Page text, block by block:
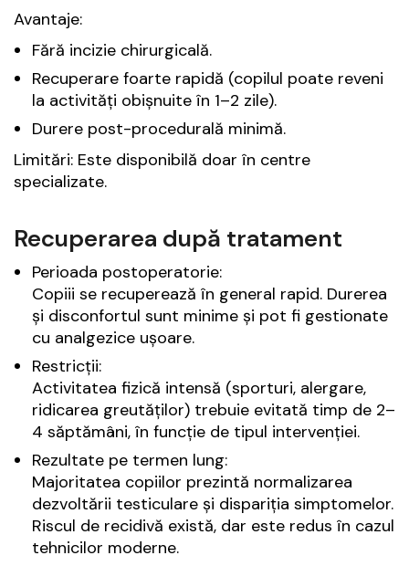
Avantaje:
Fără incizie chirurgicală.
Recuperare foarte rapidă (copilul poate reveni
la activități obișnuite în 1–2 zile).
Durere post-procedurală minimă.
Limitări: Este disponibilă doar în centre
specializate.
Recuperarea după tratament
Perioada postoperatorie:
Copiii se recuperează în general rapid. Durerea
și disconfortul sunt minime și pot fi gestionate
cu analgezice ușoare.
Restricții:
Activitatea fizică intensă (sporturi, alergare,
ridicarea greutăților) trebuie evitată timp de 2–
4 săptămâni, în funcție de tipul intervenției.
Rezultate pe termen lung:
Majoritatea copiilor prezintă normalizarea
dezvoltării testiculare și dispariția simptomelor.
Riscul de recidivă există, dar este redus în cazul
tehnicilor moderne.